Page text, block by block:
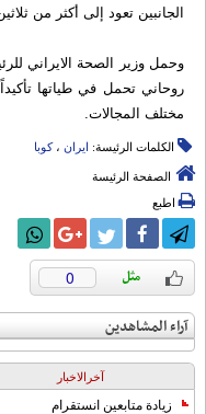
الجانبين تعود إلى أكثر من
وحمل وزير الصحة الايراني
روحاني تحمل في طياتها
مختلف المجالات.
الكلمات الرئيسة: ایران ،کوبا
الصفحة الرئيسة
اطبع
0
آراء المشاهدين
آخرالاخبار
زيادة متابعين انستقرام